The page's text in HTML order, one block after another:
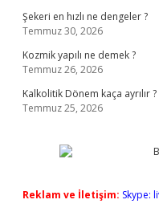
Şekeri en hızlı ne dengeler ?
Temmuz 30, 2026
Kozmik yapılı ne demek ?
Temmuz 26, 2026
Kalkolitik Dönem kaça ayrılır ?
Temmuz 25, 2026
Reklam ve İletişim: Skype: